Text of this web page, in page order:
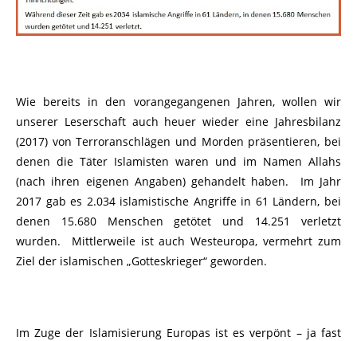
Wie bereits in den vorangegangenen Jahren, wollen wir
unserer Leserschaft auch heuer wieder eine Jahresbilanz
(2017) von Terroranschlägen und Morden präsentieren, bei
denen die Täter Islamisten waren und im Namen Allahs
(nach ihren eigenen Angaben) gehandelt haben. Im Jahr
2017 gab es 2.034 islamistische Angriffe in 61 Ländern, bei
denen 15.680 Menschen getötet und 14.251 verletzt
wurden. Mittlerweile ist auch Westeuropa, vermehrt zum
Ziel der islamischen „Gotteskrieger“ geworden.
Im Zuge der Islamisierung Europas ist es verpönt – ja fast